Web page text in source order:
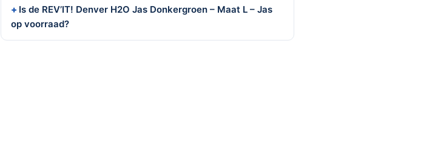
Is de REV’IT! Denver H2O Jas Donkergroen – Maat L – Jas
op voorraad?